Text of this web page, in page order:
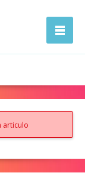
navegación
articulo